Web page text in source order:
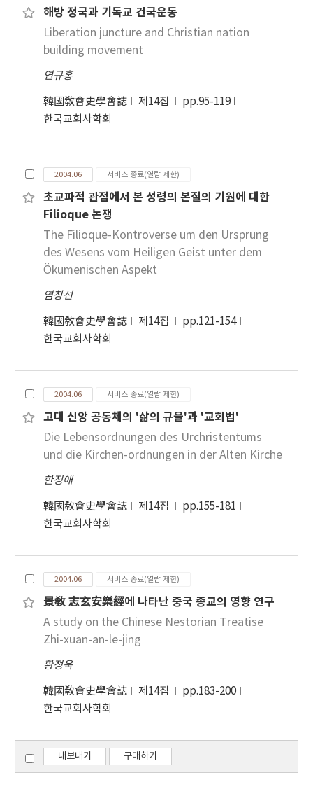
해방 정국과 기독교 건국운동
Liberation juncture and Christian nation
building movement
연규홍
韓國敎會史學會誌 제14집
pp.95-119
한국교회사학회
2004.06 서비스 종료(열람 제한)
초교파적 관점에서 본 성령의 본질의 기원에 대한
Filioque 논쟁
The Filioque-Kontroverse um den Ursprung
des Wesens vom Heiligen Geist unter dem
Ökumenischen Aspekt
염창선
韓國敎會史學會誌 제14집
pp.121-154
한국교회사학회
2004.06 서비스 종료(열람 제한)
고대 신앙 공동체의 '삶의 규율'과 '교회법'
Die Lebensordnungen des Urchristentums
und die Kirchen-ordnungen in der Alten Kirche
한정애
韓國敎會史學會誌 제14집
pp.155-181
한국교회사학회
2004.06 서비스 종료(열람 제한)
景敎 志玄安樂經에 나타난 중국 종교의 영향 연구
A study on the Chinese Nestorian Treatise
Zhi-xuan-an-le-jing
황정욱
韓國敎會史學會誌 제14집
pp.183-200
한국교회사학회
내보내기 구매하기